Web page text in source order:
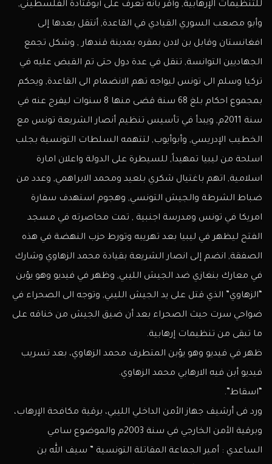
للتنظيمات الإرهابية, وأقر بأنه تعرف على أبوقتادة الفلسطيني,
وأبو مصعب السوري القيادي في القاعدة, أنتقل بعدها إلى
افغانستان وقابل بن لادن بمقره بمدينة قندهار , وشكل تجمع
الجهاديين التوانسة, تنقل في عدة دول حتى تم القبض عليه في
تركيا وسلم الى تونس ليواجه تهم الانضمام الى القاعدة, ويحكم
بمجموع احكام بلغ 68 سنة قضى منها 8 سنوات ليفرج عنه في
سنة 2011م, ويبدأ في تأسيس تنظيم أنصار الشريعة تونس مع
الخطيب الإدريسي, وأبوأيوب, لتتهمه السلطات التونسية بجلب
اسلحة من ليبيا تمهيداً, للسيطرة على الدولة واعلان امارة
اسلامية, اتهم باغتيال شكري بلعيد ومحمد الابراهمي, وعدد من
ضباط الشرطة والجيش التونسي, وهجوم استهدف سفارة
امريكا في تونس ومدرسة اجنبية , تمت محاصرته في مسجد
الفتح ليظهر في ليبيا بعد تهريبه وتورط حزب النهضة في هذه
الصفقة, انضم إلى انصار الشريعة بقيادة محمد الزهاوي وشارك
في معارك بنغازي ضد الجيش الليبي, وظهر في فيديو وهو يؤبن
“الزهاوي” الذي قتل على يد الجيش الليبي, وتوجه الى الصحراء في
ضواحي سرت حيث الصحراء بعد أن ضيق الجيش من خناقه على
ما تبقى من تنظيمات إرهابية.
ظهر في فيديو وهو يؤبن المتطرف محمد الزهاوي، بعد تسريب
فيديو أبن فيه الارهابي محمد الزهاوي.
“اسقاط”.
ورد فى أرشيف جهاز الأمن الداخلي الليبي، برقية مكافحة الإرهاب،
وبرقية الأمن الخارجي في سنة 2003م والموضوع سامي
الساعدي : أمير الجماعة المقاتلة التونسية ” سيف الله بن